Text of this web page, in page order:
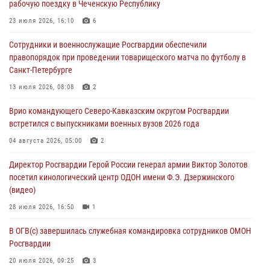
06 августа 2026, 11:56
угрожавшего подростку травматическим пистолетом
06 августа 2026, 11:33 1
В Зауралье при содействии СОБР Росгвардии ликвидирована
06 августа 2026, 11:27
В Москве росгвардейцы задержали троих мужчин, устроивших
06 августа 2026, 11:20 1
рабочую поездку в Чеченскую Республику
23 июля 2026, 16:10 6
Сотрудники и военнослужащие Росгвардии обеспечили
правопорядок при проведении товарищеского матча по футболу в
Санкт-Петербурге
13 июля 2026, 08:08 2
Врио командующего Северо-Кавказским округом Росгвардии
встретился с выпускниками военных вузов 2026 года
04 августа 2026, 05:00 2
Директор Росгвардии Герой России генерал армии Виктор Золотов
посетил кинологический центр ОДОН имени Ф.Э. Дзержинского
(видео)
28 июля 2026, 16:50 1
В ОГВ(с) завершилась служебная командировка сотрудников ОМОН
Росгвардии
20 июля 2026, 09:25 3